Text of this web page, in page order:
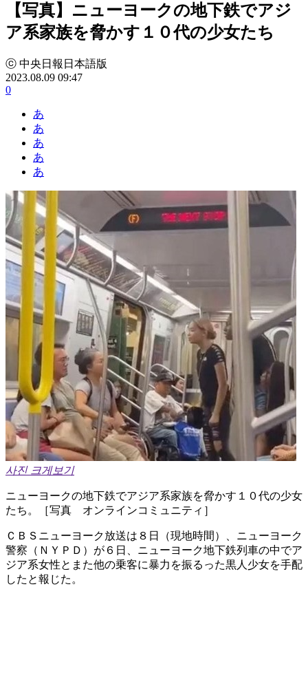
【写真】ニューヨークの地下鉄でアジ
ア系家族を脅かす１０代の少女たち
ⓒ 中央日報日本語版
2023.08.09 09:47
0
あ
あ
あ
あ
あ
사진 크게보기
ニューヨークの地下鉄でアジア系家族を脅かす１０代の少女
たち。［写真 オンラインコミュニティ］
ＣＢＳニューヨーク放送は８日（現地時間）、ニューヨーク
警察（ＮＹＰＤ）が６日、ニューヨーク地下鉄列車の中でア
ジア系女性とまた他の乗客に暴力を振るった黒人少女を手配
したと報じた。